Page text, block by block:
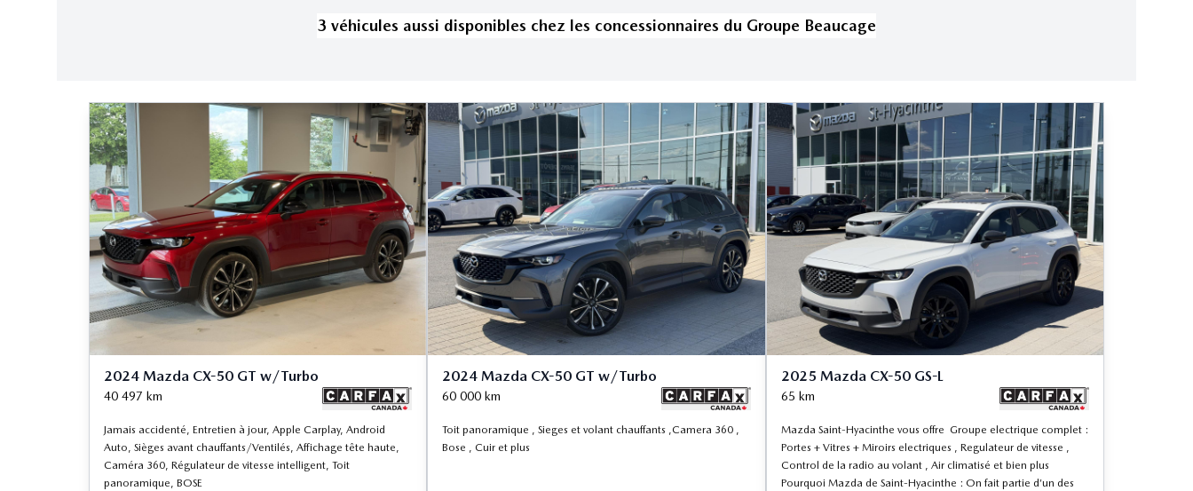
3 véhicules aussi disponibles chez les concessionnaires du Groupe Beaucage
2024 Mazda CX-50 GT w/Turbo
40 497 km
Jamais accidenté, Entretien à jour, Apple Carplay, Android
Auto, Sièges avant chauffants/Ventilés, Affichage tête haute,
Caméra 360, Régulateur de vitesse intelligent, Toit
panoramique, BOSE
2024 Mazda CX-50 GT w/Turbo
60 000 km
Toit panoramique , Sieges et volant chauffants ,Camera 360 ,
Bose , Cuir et plus
2025 Mazda CX-50 GS-L
65 km
Mazda Saint-Hyacinthe vous offre Groupe electrique complet :
Portes + Vitres + Miroirs electriques , Regulateur de vitesse ,
Control de la radio au volant , Air climatisé et bien plus
Pourquoi Mazda de Saint-Hyacinthe : On fait partie d’un des